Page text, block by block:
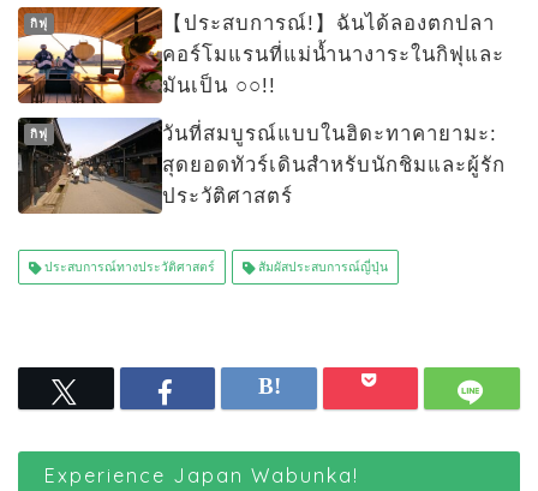
กิฟุ
【ประสบการณ์!】ฉันได้ลองตกปลา
คอร์โมแรนที่แม่น้ำนางาระในกิฟุและ
มันเป็น ○○!!
กิฟุ
วันที่สมบูรณ์แบบในฮิดะทาคายามะ:
สุดยอดทัวร์เดินสำหรับนักชิมและผู้รัก
ประวัติศาสตร์
ประสบการณ์ทางประวัติศาสตร์ สัมผัสประสบการณ์ญี่ปุ่น
Experience Japan Wabunka!